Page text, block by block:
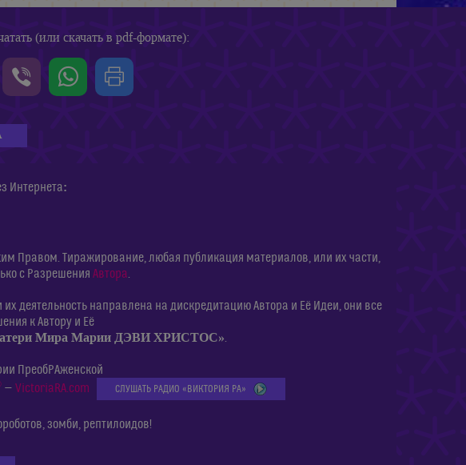
(или скачать в pdf-формате):
Интернета:
Правом. Тиражирование, любая публикация материалов, или их части,
с Разрешения Автора.
деятельность направлена на дискредитацию Автора и Её Идеи, они все
к Автору и Её
Мира Марии ДЭВИ ХРИСТОС».
ПреобРАженской
— VictoriaRA.com СЛУШАТЬ РАДИО «ВИКТОРИЯ РА»
зомби, рептилоидов!